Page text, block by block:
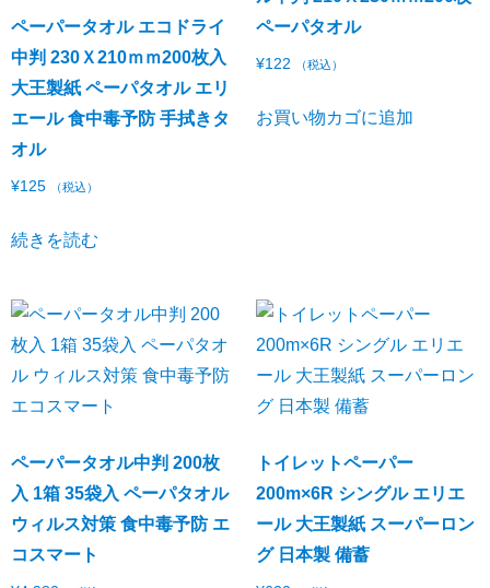
ペーパータオル エコドライ
中判 230Ｘ210ｍｍ200枚入
大王製紙 ペーパタオル エリ
エール 食中毒予防 手拭きタ
オル
¥125 （税込）
続きを読む
ペーパタオル
¥122 （税込）
お買い物カゴに追加
ペーパータオル中判 200枚
入 1箱 35袋入 ペーパタオル
ウィルス対策 食中毒予防 エ
コスマート
トイレットペーパー
200m×6R シングル エリエ
ール 大王製紙 スーパーロン
グ 日本製 備蓄